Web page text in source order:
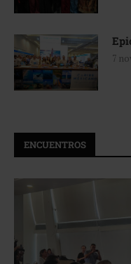
7
ENCUENTROS